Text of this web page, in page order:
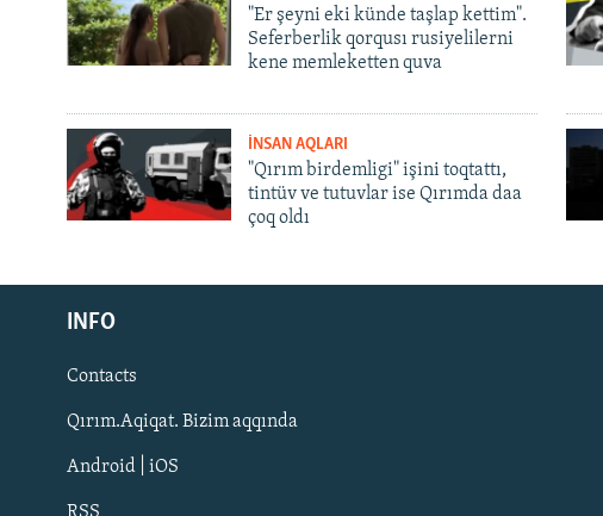
Русский
Українською
QOŞULIÑIZ!
"Er şeyni eki künde taşlap kettim".
Seferberlik qorqusı rusiyelilerni
kene memleketten quva
İNSAN AQLARI
"Qırım birdemligi" işini toqtattı,
tintüv ve tutuvlar ise Qırımda daa
çoq oldı
INFO
Contacts
Qırım.Aqiqat. Bizim aqqında
Android | iOS
RSS